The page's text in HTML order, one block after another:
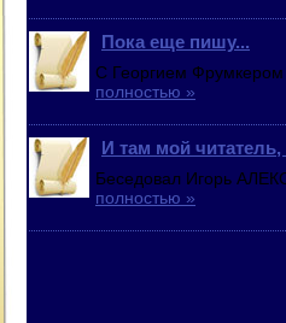
Пока еще пишу...
С Георгием
полностью »
И там мой читатель,
Беседовал Игорь
полностью »